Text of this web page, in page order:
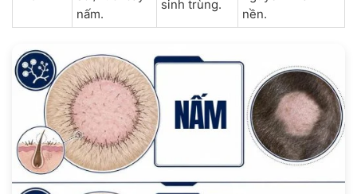
nấm.
sinh trùng.
nền.